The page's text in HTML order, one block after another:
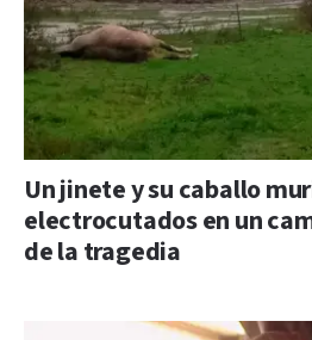
Un jinete y su caballo
electrocutados en un
de la tragedia